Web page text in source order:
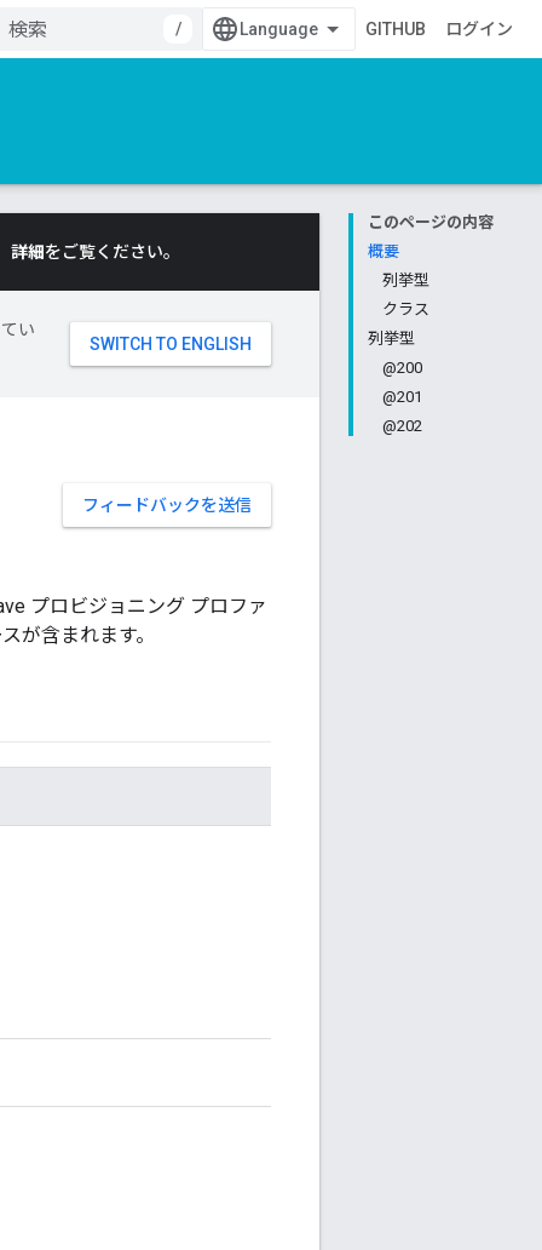
/ GITHUB ログイン
このページの内容
概要
列挙型
クラス
列挙型
@200
@201
@202
詳細をご覧ください。
い
フィードバックを送信
プロビジョニング プロファ
が含まれます。